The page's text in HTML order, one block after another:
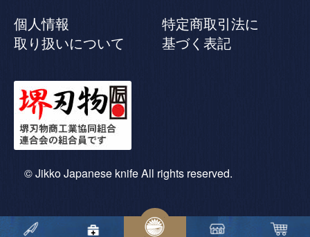
個人情報
取り扱いについて
特定商取引法に
基づく表記
© Jikko Japanese knife All rights reserved.